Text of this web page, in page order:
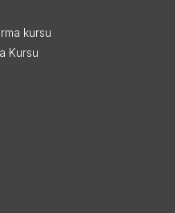
kursu
Kursu